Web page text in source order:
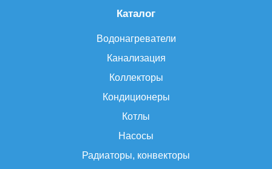
Каталог
Водонагреватели
Канализация
Коллекторы
Кондиционеры
Котлы
Насосы
Радиаторы, конвекторы